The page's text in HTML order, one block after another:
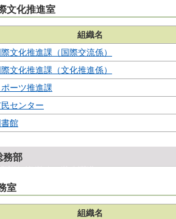
文化推進室
組織名
文化推進課（国際交流係）
文化推進課（文化推進係）
ーツ推進課
センター
館
務部
室
組織名